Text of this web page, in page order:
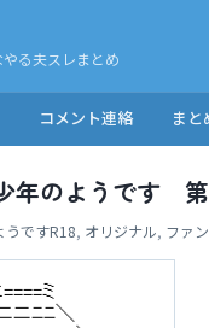
る夫スレまとめ
コメント連絡 まと
年のようです
うですR18, オリジナル, ファ